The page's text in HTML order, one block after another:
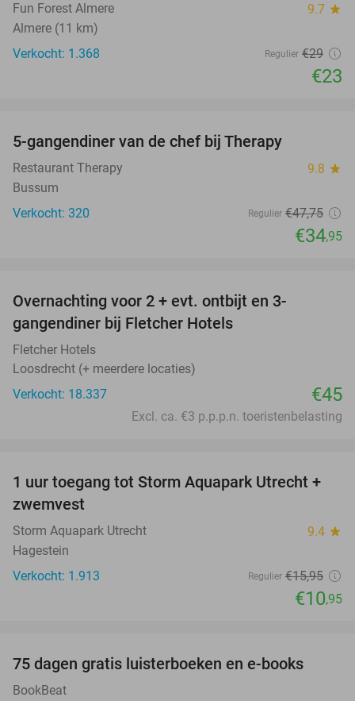
Fun Forest Almere 9.7 star
Almere (11 km)
Verkocht: 1.368
Regulier €29
€23
5-gangendiner van de chef bij Therapy
Restaurant Therapy 9.8 star
Bussum
Verkocht: 320
Regulier €47,75
€34,95
Overnachting voor 2 + evt. ontbijt en 3-
gangendiner bij Fletcher Hotels
Fletcher Hotels
Loosdrecht (+ meerdere locaties)
Verkocht: 18.337
€45
Excl. ca. €3 p.p.p.n. toeristenbelasting
31%
1 uur toegang tot Storm Aquapark Utrecht +
zwemvest
Storm Aquapark Utrecht 9.4 star
Hagestein
Verkocht: 1.913
Regulier €15,95
€10,95
75 dagen gratis luisterboeken en e-books
BookBeat